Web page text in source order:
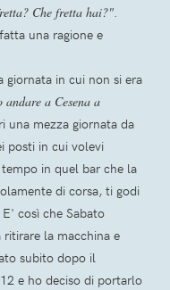
Che fretta hai?".
una ragione e
giornata in cui non si era
andare a Cesena a
una mezza giornata da
posti in cui volevi
in quel bar che la
di corsa, ti godi
così che Sabato
la macchina e
subito dopo il
e ho deciso di portarlo